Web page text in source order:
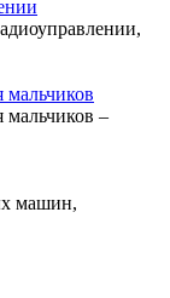
–
машин,